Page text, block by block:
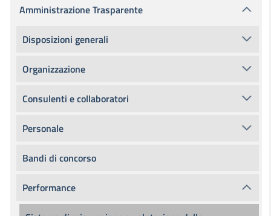
Amministrazione Trasparente
Disposizioni generali
Organizzazione
Consulenti e collaboratori
Personale
Bandi di concorso
Performance